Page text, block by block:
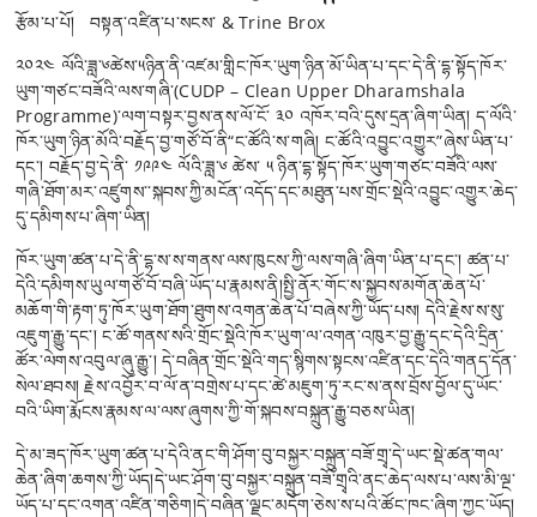
རྩོམ་པ་པོ། བསྟན་འཛིན་པ་སངས་ & Trine Brox
༢༠༢༤ ལོའི་ཟླ་༦ཚེས་༥ཉིན་ནི་འཛམ་གླིང་ཁོར་ཡུག་ཉིན་མོ་ཡིན་པ་དང་དེ་ནི་དྷ་སྟོད་ཁོར་
ཡུག་གཙང་བཟོའི་ལས་གཞི་(CUDP – Clean Upper Dharamshala
Programme)་ལག་བསྟར་བྱས་ནས་ལོ་ངོ་ ༣༠ འཁོར་བའི་དུས་དྲན་ཞིག་ཡིན། ད་ལོའི་
ཁོར་ཡུག་ཉིན་མོའི་བརྗོད་བྱ་གཙོ་བོ་ནི“ང་ཚོའི་ས་གཞི། ང་ཚོའི་འབྱུང་འགྱུར”ཞེས་ཡིན་པ་
དང་། བརྗོད་བྱ་དེ་ནི་ ༡༩༩༤ ལོའི་ཟླ་༦ ཚེས་ ༥ ཉིན་དྷ་སྟོད་ཁོར་ཡུག་གཙང་བཟོའི་ལས་
གཞི་ཐོག་མར་འཛུགས་་སྐབས་ཀྱི་མངོན་འདོད་དང་མཐུན་པས་གྲོང་སྡེའི་འབྱུང་འགྱུར་ཆེད་
དུ་དམིགས་པ་ཞིག་ཡིན།
ཁོར་ཡུག་ཚན་པ་དེ་ནི་དྷ་ས་ས་གནས་ལས་ཁུངས་ཀྱི་ལས་གཞི་ཞིག་ཡིན་པ་དང་། ཚན་པ་
དེའི་དམིགས་ཡུལ་གཙོ་བོ་བཞི་ཡོད་པ་རྣམས་ནི།སྤྱི་ནོར་གོང་ས་སྐྱབས་མགོན་ཆེན་པོ་
མཆོག་གི་རྟག་ཏུ་ཁོར་ཡུག་ཐོག་ཐུགས་འགན་ཆེན་པོ་བཞེས་ཀྱི་ཡོད་པས། དེའི་རྗེས་ས་སུ་
འཇུག་རྒྱུ་དང་། ང་ཚོ་གནས་སའི་གྲོང་སྡེའི་ཁོར་ཡུག་ལ་འགན་འཁུར་བྱ་རྒྱུ་དང་དེའི་དྲིན་
ཚོར་ལེགས་འབུལ་ཞུ་རྒྱུ་། དེ་བཞིན་གྲོང་སྡེའི་གད་སྙིགས་སྟངས་འཛིན་དང་དེའི་གནད་དོན་
སེལ་ཐབས། རྗེས་འབྱོར་བ་ལོ་ན་བགྲེས་པ་དང་ཚེ་མཇུག་ཏུ་རང་ས་ནས་བྲོས་བྱོལ་དུ་ཡོང་
བའི་ཡིག་རྨོངས་རྣམས་ལ་ལས་ཞུགས་ཀྱི་གོ་སྐབས་བསྐྲུན་རྒྱུ་བཅས་ཡིན།
དེ་མ་ཟད་ཁོར་ཡུག་ཚན་པ་དེའི་ནང་གི་ཤོག་བུ་བསྐྱར་བསྐྲུན་བཟོ་གྲྭ་དེ་ཡང་སྡེ་ཚན་གལ་
ཆེན་ཞིག་ཆགས་ཀྱི་ཡོད།དེ་ཡང་ཤོག་བུ་བསྐྱར་བསྐྲུན་བཟོ་གྲྭའི་ནང་ཆེད་ལས་པ་ལས་མི་ལྔ་
ཡོད་པ་དང་འགན་འཛིན་གཅིག།དེ་བཞིན་ལྗང་མདོག་ཅེས་ས་པའི་ཚོང་ཁང་ཞིག་ཀྱང་ཡོད།